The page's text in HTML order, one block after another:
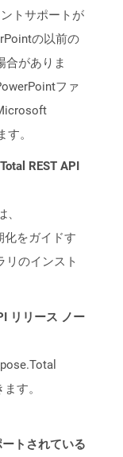
トサポートが
の以前の
合がありま
ファ
。
REST API
化をガイドす
リのインスト
リリース ノー
す。
トされている